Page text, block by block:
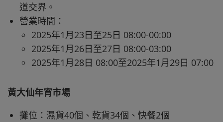
道交界。
營業時間：
2025年1月23日至25日 08:00-00:00
2025年1月26日至27日 08:00-03:00
2025年1月28日 08:00至2025年1月29日 07:00
黃大仙年宵市場
攤位：濕貨40個、乾貨34個、快餐2個